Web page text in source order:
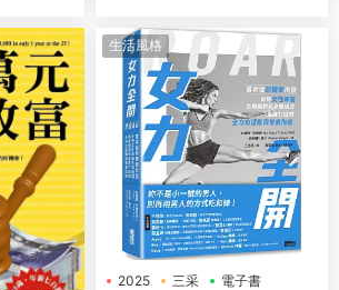
生活風格
2025 三采 電子書